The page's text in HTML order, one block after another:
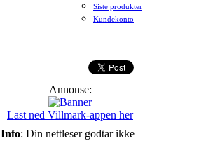
Siste produkter
Kundekonto
Annonse:
Last ned Villmark-appen her
Info: Din nettleser godtar ikke